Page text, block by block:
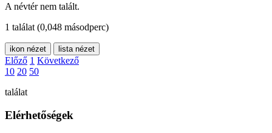
A névtér nem talált.
1 találat (0,048 másodperc)
ikon nézet lista nézet
Előző 1 Következő
10 20 50
találat
Elérhetőségek